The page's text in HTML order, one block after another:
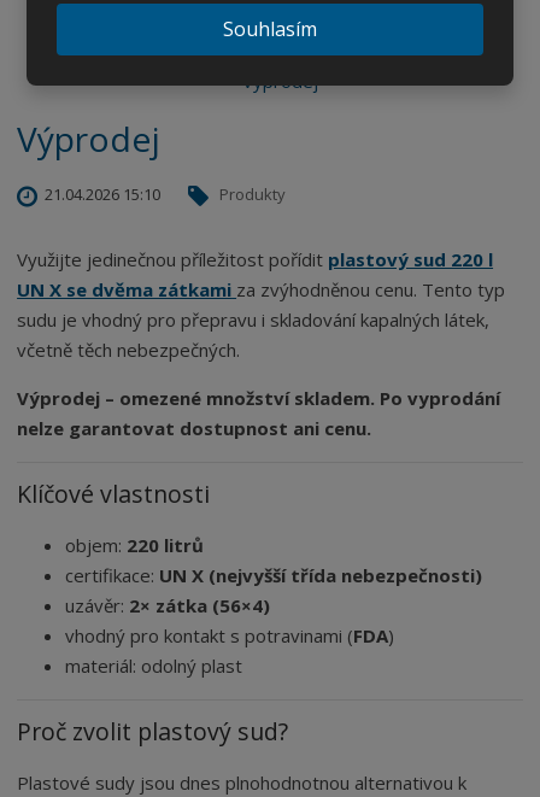
Souhlasím
Výprodej
21.04.2026 15:10 Produkty
Využijte jedinečnou příležitost pořídit plastový sud 220 l
UN X se dvěma zátkami za zvýhodněnou cenu. Tento typ
sudu je vhodný pro přepravu i skladování kapalných látek,
včetně těch nebezpečných.
Výprodej – omezené množství skladem. Po vyprodání
nelze garantovat dostupnost ani cenu.
Klíčové vlastnosti
objem: 220 litrů
certifikace: UN X (nejvyšší třída nebezpečnosti)
uzávěr: 2× zátka (56×4)
vhodný pro kontakt s potravinami (FDA)
materiál: odolný plast
Proč zvolit plastový sud?
Plastové sudy jsou dnes plnohodnotnou alternativou k